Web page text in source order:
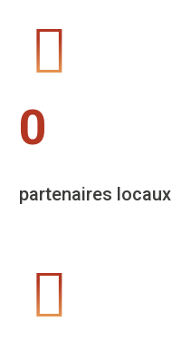
0
partenaires locaux